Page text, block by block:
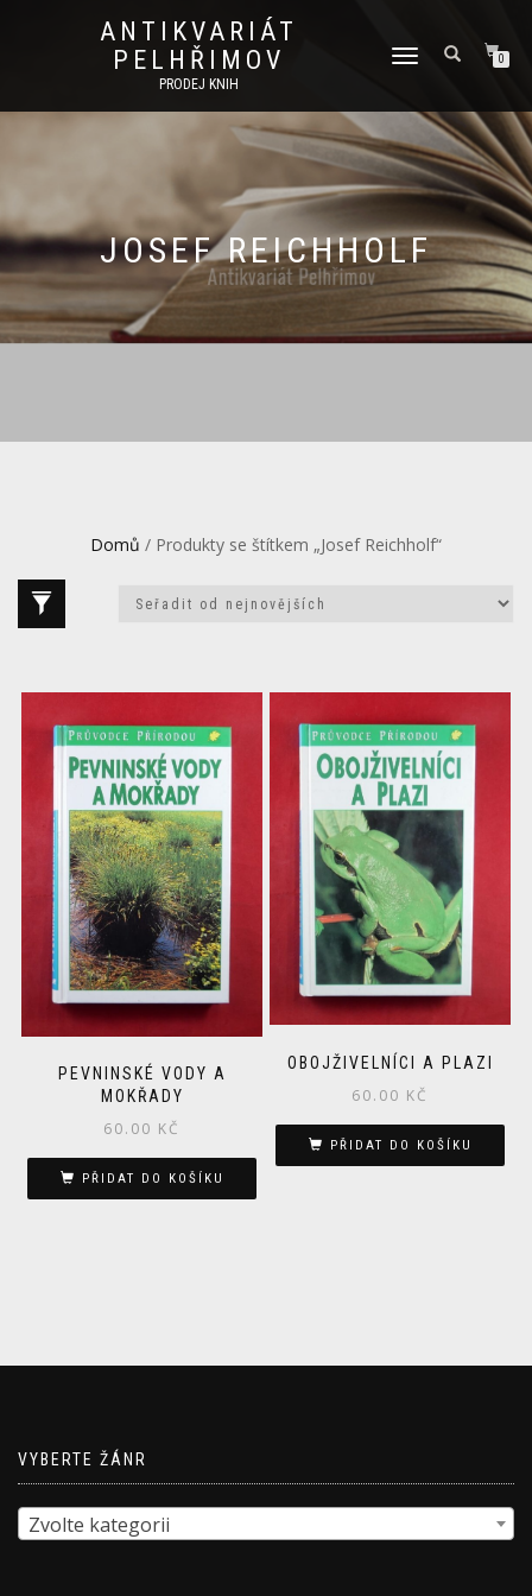
ANTIKVARIÁT
PELHŘIMOV
PRODEJ KNIH
PŘEPNOUT
0
JOSEF REICHHOLF
Domů / Produkty se štítkem „Josef Reichholf“
PEVNINSKÉ VODY A
MOKŘADY
60.00 KČ
PŘIDAT DO KOŠÍKU
OBOJŽIVELNÍCI A PLAZI
60.00 KČ
PŘIDAT DO KOŠÍKU
VYBERTE ŽÁNR
Zvolte kategorii